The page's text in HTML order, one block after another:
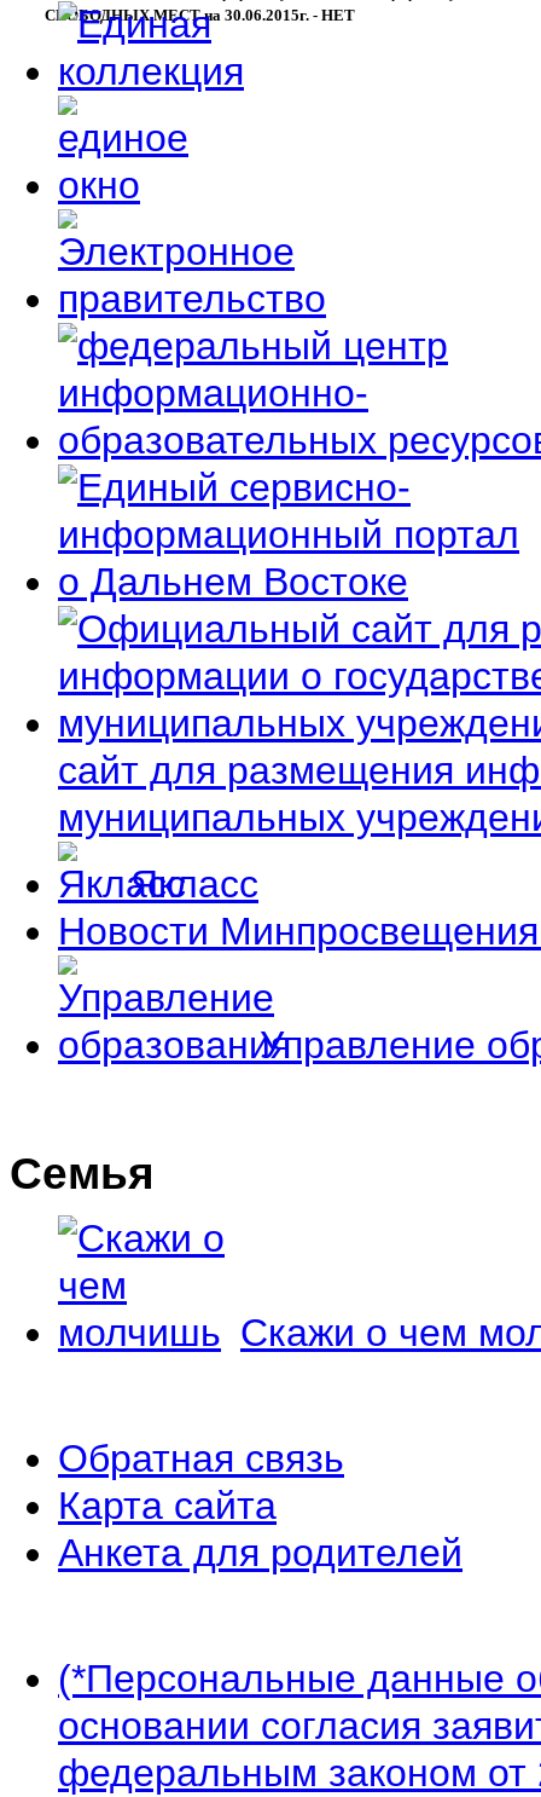
СВОБОДНЫХ МЕСТ на 30.06.2015г. - НЕТ
сайт для размещения
муниципальных
Якласс
Новости
Управление
Семья
Скажи о чем
Обратная связь
Карта сайта
Анкета для родителей
(*Персональные данные
основании согласия
федеральным законом